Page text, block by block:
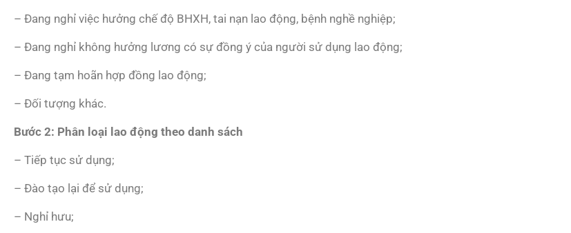
– Đang nghỉ việc hưởng chế độ BHXH, tai nạn lao động, bệnh nghề nghiệp;
– Đang nghỉ không hưởng lương có sự đồng ý của người sử dụng lao động;
– Đang tạm hoãn hợp đồng lao động;
– Đối tượng khác.
Bước 2: Phân loại lao động theo danh sách
– Tiếp tục sử dụng;
– Đào tạo lại để sử dụng;
– Nghỉ hưu;